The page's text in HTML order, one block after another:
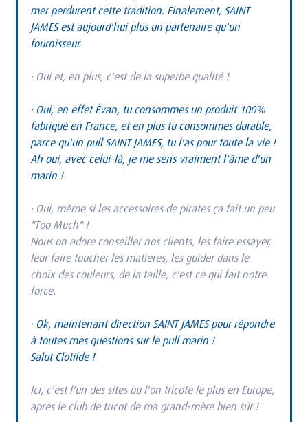
mer perdurent cette tradition. Finalement, SAINT
JAMES est aujourd'hui plus un partenaire qu'un
fournisseur.
· Oui et, en plus, c'est de la superbe qualité !
· Oui, en effet Évan, tu consommes un produit 100%
fabriqué en France, et en plus tu consommes durable,
parce qu'un pull SAINT JAMES, tu l'as pour toute la vie !
Ah oui, avec celui-là, je me sens vraiment l'âme d'un
marin !
· Oui, même si les accessoires de pirates ça fait un peu
"Too Much" !
Nous on adore conseiller nos clients, les faire essayer,
leur faire toucher les matières, les guider dans le
choix des couleurs, de la taille, c'est ce qui fait notre
force.
· Ok, maintenant direction SAINT JAMES pour répondre
à toutes mes questions sur le pull marin !
Salut Clotilde !
Ici, c'est l'un des sites où l'on tricote le plus en Europe,
après le club de tricot de ma grand-mère bien sûr !